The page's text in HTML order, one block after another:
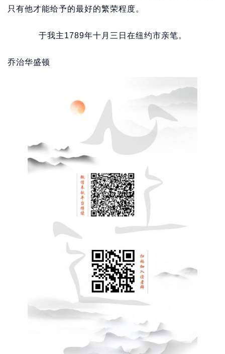
只有他才能给予的最好的繁荣程度。
于我主1789年十月三日在纽约市亲笔。
乔治华盛顿